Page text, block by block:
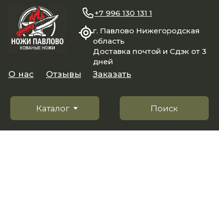
область
Доставка почтой и Сдэк от 3
Поиск
Каталог
Заказать
+7 996 130 131 1